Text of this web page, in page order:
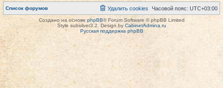
Список форумов Часовой пояс: UTC+03:00
Удалить cookies
Создано на основе phpBB® Forum Software © phpBB Limited
Style subsilver3.2. Design by CabinetAdmina.ru
Русская поддержка phpBB